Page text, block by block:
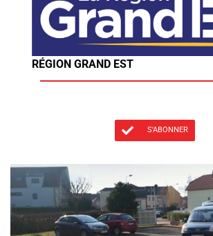
RÉGION GRAND EST
S'ABONNER